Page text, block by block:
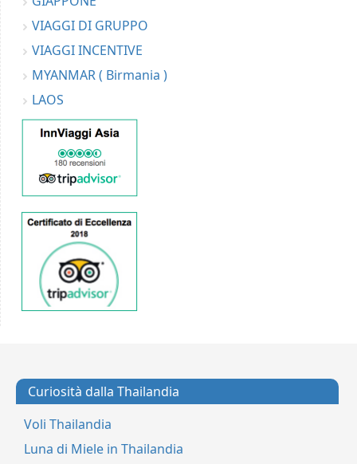
VIAGGI DI GRUPPO
VIAGGI INCENTIVE
MYANMAR ( Birmania )
LAOS
Curiosità dalla Thailandia
Voli Thailandia
Luna di Miele in Thailandia